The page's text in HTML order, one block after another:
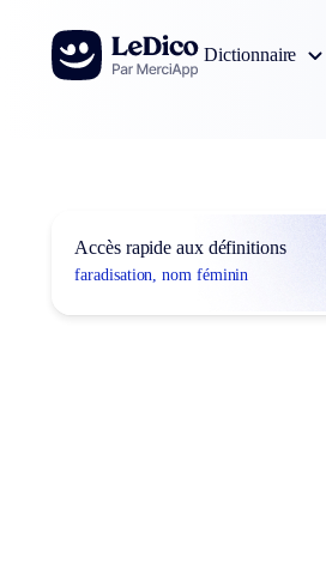
Aller au contenu
Dictionnaire
Accès rapide aux définitions
faradisation, nom féminin